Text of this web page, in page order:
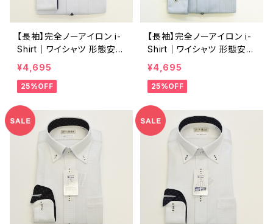
【長袖】完全ノーアイロン i-
Shirt｜ワイシャツ 形態安定
レギュラーシルエット ボタン
ダウン ドビー メンズ ビジネ
ス dhw397a-bd-81 サッ
¥4,695
25%OFF
【長袖】完全ノーアイロン i-
Shirt｜ワイシャツ 形態安定
レギュラーシルエット ボタン
ダウン ストライプ メンズ ビ
ジネス dhw399a-bd-84
¥4,695
25%OFF